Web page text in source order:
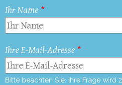
Ihr Name
Ihre E-Mail-Adresse
Bitte beachten Sie: Ihre Frage wird